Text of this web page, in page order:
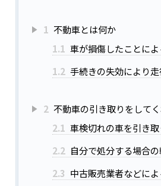
1 不動車とは何か
1.1 車が損傷したことに
1.2 手続きの失効により
2 不動車の引き取りをして
2.1 車検切れの車を引き
2.2 自分で処分する場合
2.3 中古販売業者などに